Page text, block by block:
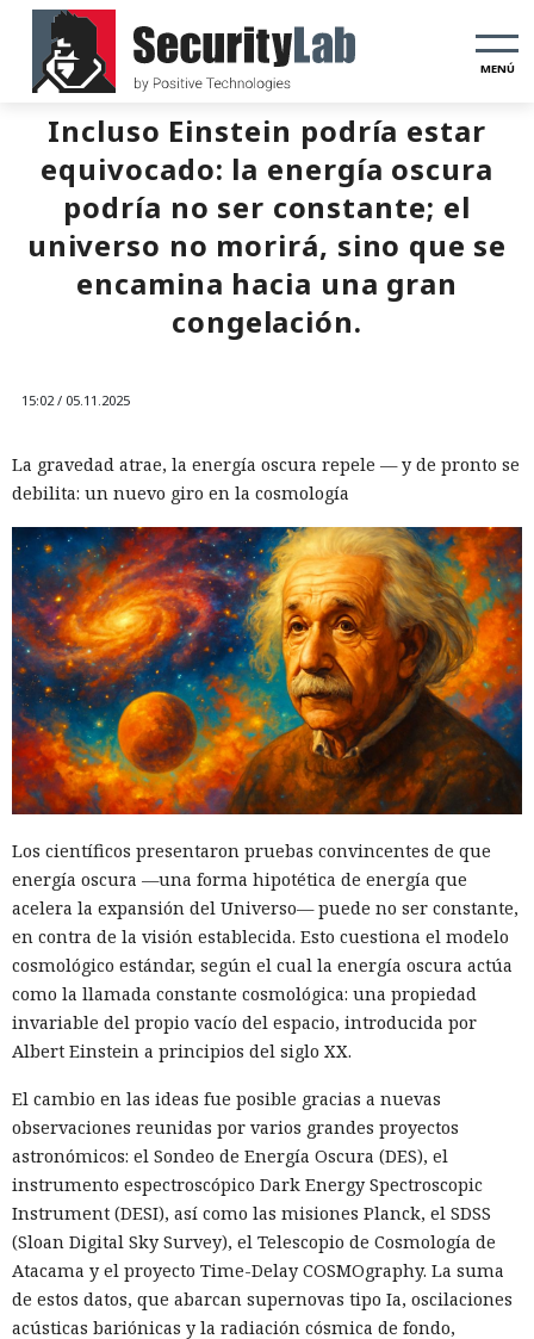
MENÚ
Incluso Einstein podría estar
equivocado: la energía oscura
podría no ser constante; el
universo no morirá, sino que se
encamina hacia una gran
congelación.
15:02 / 05.11.2025
La gravedad atrae, la energía oscura repele — y de pronto se
debilita: un nuevo giro en la cosmología
Los científicos presentaron pruebas convincentes de que
energía oscura —una forma hipotética de energía que
acelera la expansión del Universo— puede no ser constante,
en contra de la visión establecida. Esto cuestiona el modelo
cosmológico estándar, según el cual la energía oscura actúa
como la llamada constante cosmológica: una propiedad
invariable del propio vacío del espacio, introducida por
Albert Einstein a principios del siglo XX.
El cambio en las ideas fue posible gracias a nuevas
observaciones reunidas por varios grandes proyectos
astronómicos: el Sondeo de Energía Oscura (DES), el
instrumento espectroscópico Dark Energy Spectroscopic
Instrument (DESI), así como las misiones Planck, el SDSS
(Sloan Digital Sky Survey), el Telescopio de Cosmología de
Atacama y el proyecto Time-Delay COSMOgraphy. La suma
de estos datos, que abarcan supernovas tipo Ia, oscilaciones
acústicas bariónicas y la radiación cósmica de fondo,